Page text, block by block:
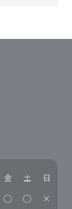
金 土 日
◯ ◯ ×